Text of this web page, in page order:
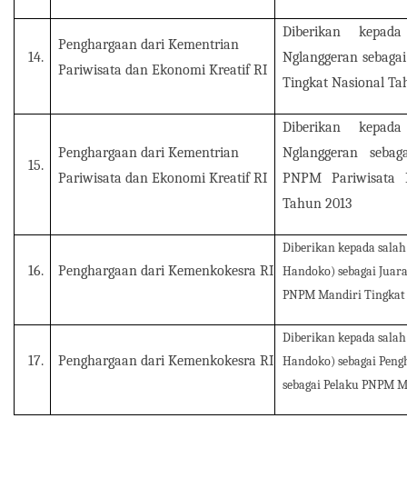
14.
Penghargaan dari Kementrian
Pariwisata dan Ekonomi Kreatif RI
Diberikan
Nglanggeran
Tingkat Nasional
15.
Penghargaan dari Kementrian
Pariwisata dan Ekonomi Kreatif RI
Diberikan
Nglanggeran
PNPM Pariwisata
Tahun 2013
16. Penghargaan dari Kemenkokesra RI
Diberikan kepada
Handoko) sebagai
PNPM Mandiri Tingkat
17. Penghargaan dari Kemenkokesra RI
Diberikan kepada
Handoko) sebagai
sebagai Pelaku PNPM